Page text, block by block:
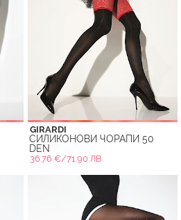
GIRARDI
СИЛИКОНОВИ ЧОРАПИ 50
DEN
36.76 €/71.90 ЛВ.